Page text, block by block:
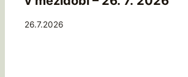
26.7.2026